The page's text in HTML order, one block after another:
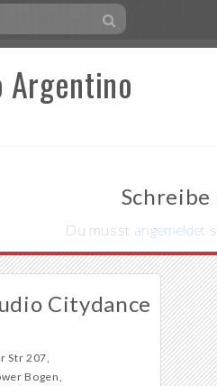
Argentino
Du musst angemeldet
Citydance
Str 207,
Bogen,